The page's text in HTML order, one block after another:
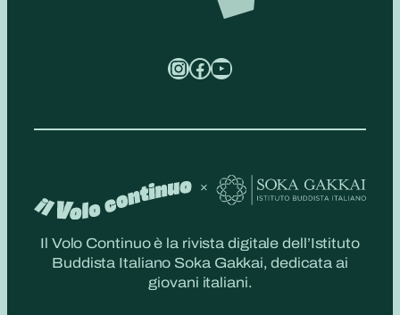
InstagramFacebook YouTube
Il Volo Continuo è la rivista digitale dell’Istituto
Buddista Italiano Soka Gakkai, dedicata ai
giovani italiani.